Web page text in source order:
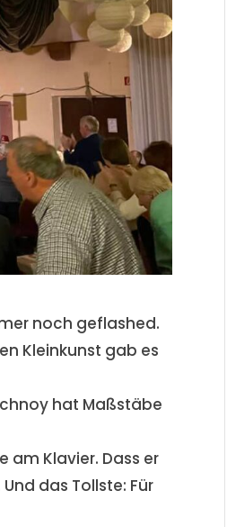
noch geflashed.
Kleinkunst gab es
hat Maßstäbe
am Klavier. Dass er
das Tollste: Für